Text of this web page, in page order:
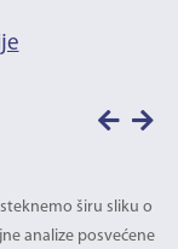
širu sliku o
analize posvećene